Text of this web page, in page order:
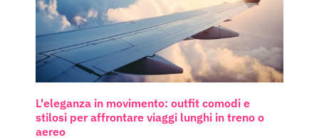
L'eleganza in movimento: outfit comodi e
stilosi per affrontare viaggi lunghi in treno o
aereo